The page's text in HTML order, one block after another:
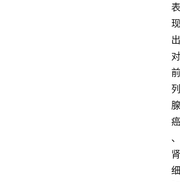
表
现
出
对
前
列
腺
癌
、
肾
细